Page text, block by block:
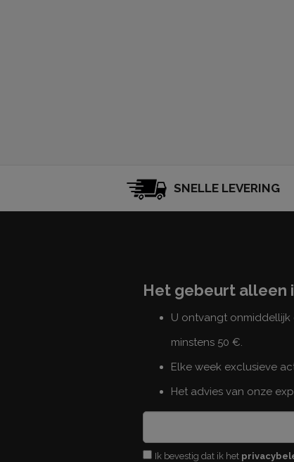
SNELLE LEVERING
Het gebeurt alleen
U ontvangt
minstens 50 €.
Elke week exclusieve
Het advies van onze
Ik bevestig dat ik het